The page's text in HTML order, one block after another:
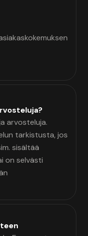
arvosteluja.
tarkistusta, jos
sisältää
on selvästi